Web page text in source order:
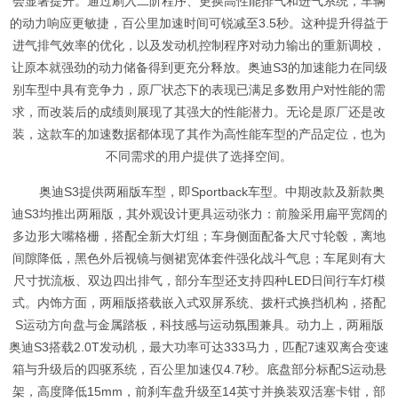
的动力响应更敏捷，百公里加速时间可锐减至3.5秒。这种提升得益于
进气排气效率的优化，以及发动机控制程序对动力输出的重新调校，
让原本就强劲的动力储备得到更充分释放。奥迪S3的加速能力在同级
别车型中具有竞争力，原厂状态下的表现已满足多数用户对性能的需
求，而改装后的成绩则展现了其强大的性能潜力。无论是原厂还是改
装，这款车的加速数据都体现了其作为高性能车型的产品定位，也为
不同需求的用户提供了选择空间。
奥迪S3提供两厢版车型，即Sportback车型。中期改款及新款奥
迪S3均推出两厢版，其外观设计更具运动张力：前脸采用扁平宽阔的
多边形大嘴格栅，搭配全新大灯组；车身侧面配备大尺寸轮毂，离地
间隙降低，黑色外后视镜与侧裙宽体套件强化战斗气息；车尾则有大
尺寸扰流板、双边四出排气，部分车型还支持四种LED日间行车灯模
式。内饰方面，两厢版搭载嵌入式双屏系统、拨杆式换挡机构，搭配
S运动方向盘与金属踏板，科技感与运动氛围兼具。动力上，两厢版
奥迪S3搭载2.0T发动机，最大功率可达333马力，匹配7速双离合变速
箱与升级后的四驱系统，百公里加速仅4.7秒。底盘部分标配S运动悬
架，高度降低15mm，前刹车盘升级至14英寸并换装双活塞卡钳，部